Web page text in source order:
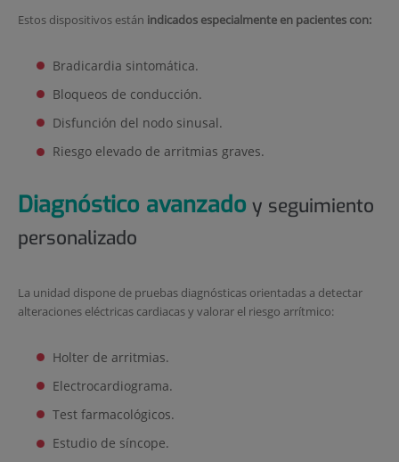
Estos dispositivos están indicados especialmente en pacientes con:
Bradicardia sintomática.
Bloqueos de conducción.
Disfunción del nodo sinusal.
Riesgo elevado de arritmias graves.
Diagnóstico avanzadoy seguimiento
personalizado
La unidad dispone de pruebas diagnósticas orientadas a detectar
alteraciones eléctricas cardiacas y valorar el riesgo arrítmico:
Holter de arritmias.
Electrocardiograma.
Test farmacológicos.
Estudio de síncope.